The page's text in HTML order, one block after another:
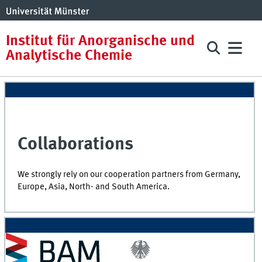
Institut für Anorganische und
Analytische Chemie
Collaborations
We strongly rely on our cooperation partners from Germany,
Europe, Asia, North- and South America.